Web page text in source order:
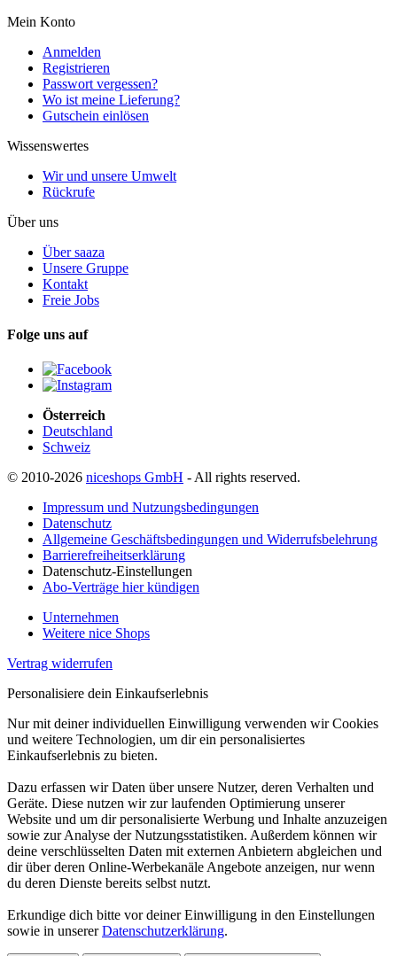
Mein Konto
Anmelden
Registrieren
Passwort vergessen?
Wo ist meine Lieferung?
Gutschein einlösen
Wissenswertes
Wir und unsere Umwelt
Rückrufe
Über uns
Über saaza
Unsere Gruppe
Kontakt
Freie Jobs
Folge uns auf
Österreich
Deutschland
Schweiz
© 2010-2026 niceshops GmbH - All rights reserved.
Impressum und Nutzungsbedingungen
Datenschutz
Allgemeine Geschäftsbedingungen und Widerrufsbelehrung
Barrierefreiheitserklärung
Datenschutz-Einstellungen
Abo-Verträge hier kündigen
Unternehmen
Weitere nice Shops
Vertrag widerrufen
Personalisiere dein Einkaufserlebnis
Nur mit deiner individuellen Einwilligung verwenden wir Cookies
und weitere Technologien, um dir ein personalisiertes
Einkaufserlebnis zu bieten.
Dazu erfassen wir Daten über unsere Nutzer, deren Verhalten und
Geräte. Diese nutzen wir zur laufenden Optimierung unserer
Website und um dir personalisierte Werbung und Inhalte anzuzeigen
sowie zur Analyse der Nutzungsstatistiken. Außerdem können wir
deine verschlüsselten Daten mit externen Anbietern abgleichen und
dir über deren Online-Werbekanäle Angebote anzeigen, nur wenn
du deren Dienste bereits selbst nutzt.
Erkundige dich bitte vor deiner Einwilligung in den Einstellungen
sowie in unsererDatenschutzerklärung.